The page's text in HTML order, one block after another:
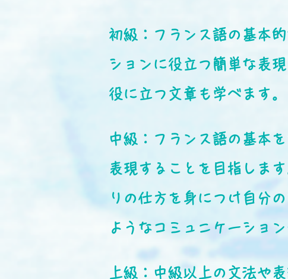
初級：フランス語の基本
ションに役立つ簡単な表
役に立つ文章も学べます。
中級：フランス語の基本
表現することを目指しま
りの仕方を身につけ自分
ようなコミュニケーショ
上級：中級以上の文法や